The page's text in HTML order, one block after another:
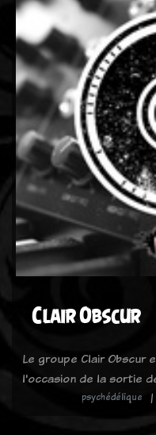
Clair Obscur
Le groupe Clair Obscur
l'occasion de la sortie
psychédélique